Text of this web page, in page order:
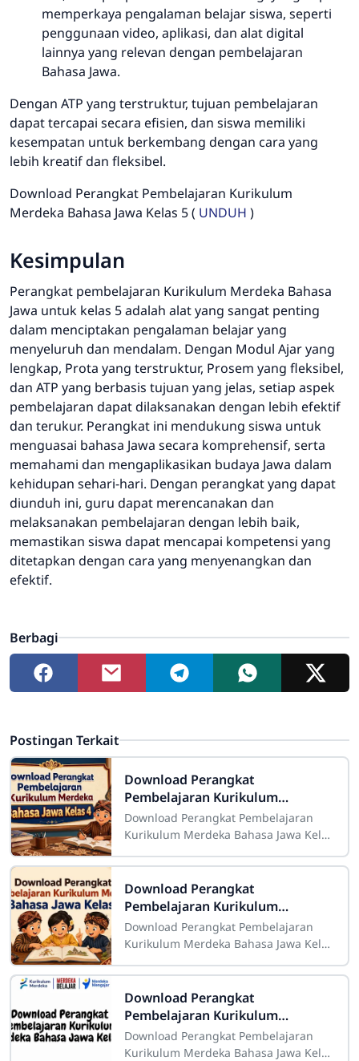
memperkaya pengalaman belajar siswa, seperti
penggunaan video, aplikasi, dan alat digital
lainnya yang relevan dengan pembelajaran
Bahasa Jawa.
Dengan ATP yang terstruktur, tujuan pembelajaran
dapat tercapai secara efisien, dan siswa memiliki
kesempatan untuk berkembang dengan cara yang
lebih kreatif dan fleksibel.
Download Perangkat Pembelajaran Kurikulum
Merdeka Bahasa Jawa Kelas 5 ( UNDUH )
Kesimpulan
Perangkat pembelajaran Kurikulum Merdeka Bahasa
Jawa untuk kelas 5 adalah alat yang sangat penting
dalam menciptakan pengalaman belajar yang
menyeluruh dan mendalam. Dengan Modul Ajar yang
lengkap, Prota yang terstruktur, Prosem yang fleksibel,
dan ATP yang berbasis tujuan yang jelas, setiap aspek
pembelajaran dapat dilaksanakan dengan lebih efektif
dan terukur. Perangkat ini mendukung siswa untuk
menguasai bahasa Jawa secara komprehensif, serta
memahami dan mengaplikasikan budaya Jawa dalam
kehidupan sehari-hari. Dengan perangkat yang dapat
diunduh ini, guru dapat merencanakan dan
melaksanakan pembelajaran dengan lebih baik,
memastikan siswa dapat mencapai kompetensi yang
ditetapkan dengan cara yang menyenangkan dan
efektif.
Berbagi
Postingan Terkait
Download Perangkat
Pembelajaran Kurikulum
Merdeka Bahasa Jawa Kelas 4
Download Perangkat Pembelajaran
Kurikulum Merdeka Bahasa Jawa Kelas
Merdeka telah menghadirkan inovasi
signifikan
Download Perangkat
Pembelajaran Kurikulum
Merdeka Bahasa Jawa Kelas 3
Download Perangkat Pembelajaran
Kurikulum Merdeka Bahasa Jawa Kelas
Merdeka memberikan kebebasan
kepada pendidik
Download Perangkat
Pembelajaran Kurikulum
Merdeka Bahasa Jawa Kelas 6
Download Perangkat Pembelajaran
Kurikulum Merdeka Bahasa Jawa Kelas